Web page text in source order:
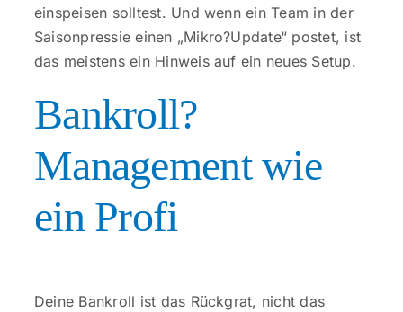
einspeisen solltest. Und wenn ein Team in der
Saisonpressie einen „Mikro?Update“ postet, ist
das meistens ein Hinweis auf ein neues Setup.
Bankroll?
Management wie
ein Profi
Deine Bankroll ist das Rückgrat, nicht das